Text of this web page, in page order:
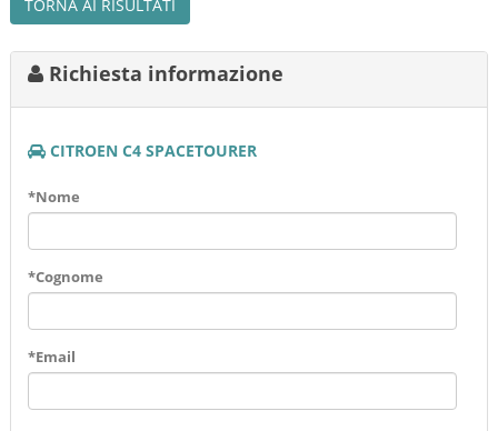
TORNA AI RISULTATI
Richiesta informazione
CITROEN C4 SPACETOURER
*Nome
*Cognome
*Email